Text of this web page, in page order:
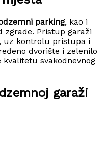
parking, kao i
zgrade. Pristup garaži
uz kontrolu pristupa i
dvorište i zelenilo
svakodnevnog
garaži